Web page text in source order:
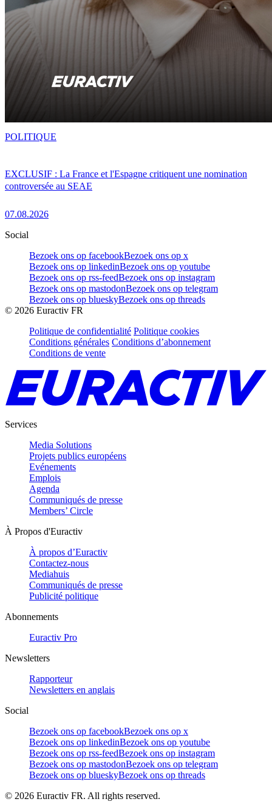
EXCLUSIF : La France et l'Espagne critiquent une nomination
controversée au SEAE
07.08.2026
POLITIQUE
Social
Bezoek ons op facebookBezoek ons op x
Bezoek ons op linkedinBezoek ons op youtube
Bezoek ons op rss-feedBezoek ons op instagram
Bezoek ons op mastodonBezoek ons op telegram
Bezoek ons op blueskyBezoek ons op threads
© 2026 Euractiv FR
Politique de confidentialité Politique cookies
Conditions générales Conditions d’abonnement
Conditions de vente
Services
Media Solutions
Projets publics européens
Evénements
Emplois
Agenda
Communiqués de presse
Members’ Circle
À Propos d'Euractiv
À propos d’Euractiv
Contactez-nous
Mediahuis
Communiqués de presse
Publicité politique
Abonnements
Euractiv Pro
Newsletters
Rapporteur
Newsletters en anglais
Social
Bezoek ons op facebookBezoek ons op x
Bezoek ons op linkedinBezoek ons op youtube
Bezoek ons op rss-feedBezoek ons op instagram
Bezoek ons op mastodonBezoek ons op telegram
Bezoek ons op blueskyBezoek ons op threads
© 2026 Euractiv FR. All rights reserved.